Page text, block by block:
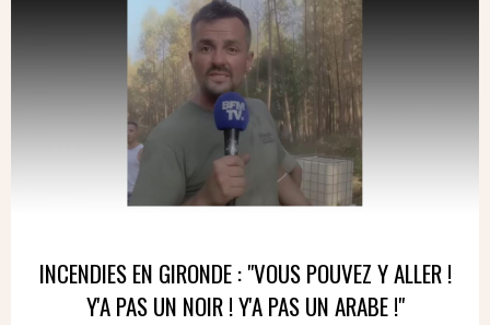
INCENDIES EN GIRONDE : "VOUS POUVEZ Y ALLER !
Y'A PAS UN NOIR ! Y'A PAS UN ARABE !"